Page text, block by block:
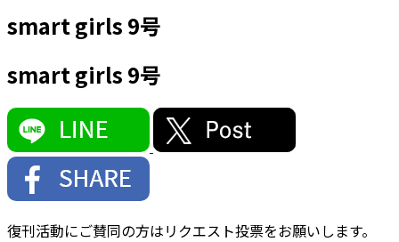
smart girls 9号
smart girls 9号
復刊活動にご賛同の方はリクエスト投票をお願いします。